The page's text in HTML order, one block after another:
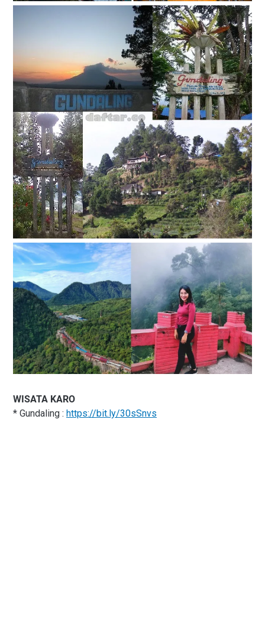
WISATA KARO
* Gundaling : https://bit.ly/30sSnvs